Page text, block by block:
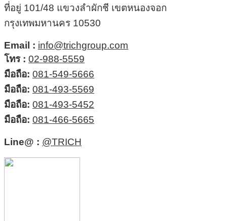
ที่อยู่ 101/48 แขวงลำผักชี เขตหนองจอก
กรุงเทพมหานคร 10530
Email : info@trichgroup.com
โทร : 02-988-5559
มือถือ: 081-549-5666
มือถือ: 081-493-5569
มือถือ: 081-493-5452
มือถือ: 081-466-5665
Line@ : @TRICH